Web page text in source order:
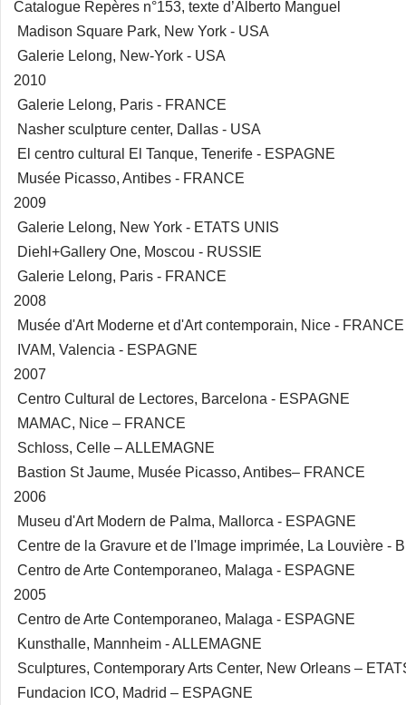
Catalogue Repères n°153, texte d’Alberto Manguel
Madison Square Park, New York - USA
Galerie Lelong, New-York - USA
2010
Galerie Lelong, Paris - FRANCE
Nasher sculpture center, Dallas - USA
El centro cultural El Tanque, Tenerife - ESPAGNE
Musée Picasso, Antibes - FRANCE
2009
Galerie Lelong, New York - ETATS UNIS
Diehl+Gallery One, Moscou - RUSSIE
Galerie Lelong, Paris - FRANCE
2008
Musée d'Art Moderne et d'Art contemporain, Nice - FRANCE
IVAM, Valencia - ESPAGNE
2007
Centro Cultural de Lectores, Barcelona - ESPAGNE
MAMAC, Nice – FRANCE
Schloss, Celle – ALLEMAGNE
Bastion St Jaume, Musée Picasso, Antibes– FRANCE
2006
Museu d'Art Modern de Palma, Mallorca - ESPAGNE
Centre de la Gravure et de l'Image imprimée, La Louvière -
Centro de Arte Contemporaneo, Malaga - ESPAGNE
2005
Centro de Arte Contemporaneo, Malaga - ESPAGNE
Kunsthalle, Mannheim - ALLEMAGNE
Sculptures, Contemporary Arts Center, New Orleans –
Fundacion ICO, Madrid – ESPAGNE